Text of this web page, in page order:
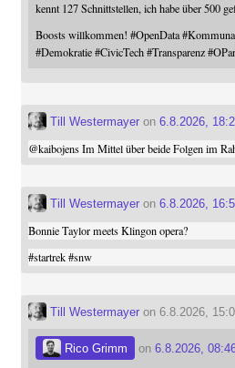
kennt 127 Schnittstellen, ich habe über 500
Boosts willkommen! #OpenData #
#Demokratie #CivicTech #Transparenz #
Till Westermayeron 6.8.2026,
@kaibojensIm Mittel über beide Folgen im
Till Westermayeron 6.8.2026,
Bonnie Taylor meets Klingon opera?
#startrek #snw
Till Westermayeron 6.8.2026,
Rico Grimm on 6.8.2026,